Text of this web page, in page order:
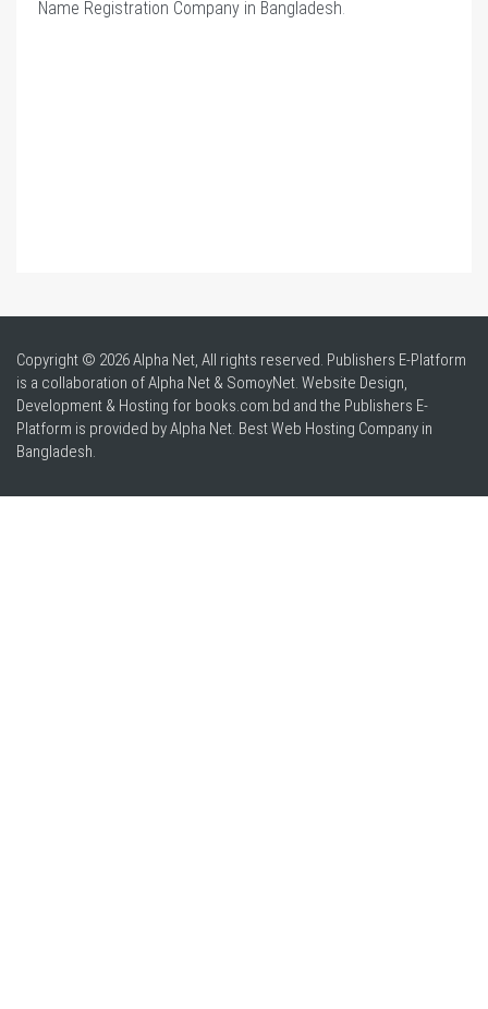
Name Registration Company in Bangladesh
Copyright © 2026 Alpha Net, All rights reserved. Publishers E-Platform
is a collaboration of Alpha Net & SomoyNet. Website Design,
Development & Hosting for books.com.bd and the Publishers E-
Platform is provided by Alpha Net. BestWeb Hosting Company in
Bangladesh.